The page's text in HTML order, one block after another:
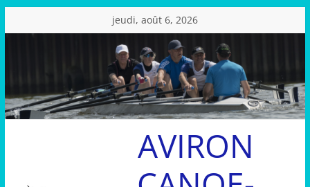
au
jeudi, août 6, 2026
AVIRON